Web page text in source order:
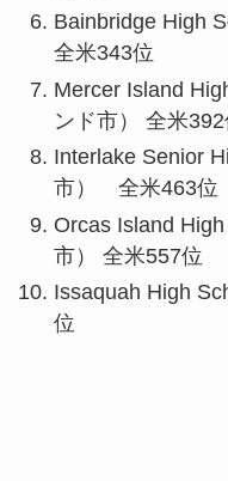
Bainbridge High
全米343位
Mercer Island
ンド市） 全米392
Interlake Senior
市） 全米463位
Orcas Island
市） 全米557位
Issaquah High
位